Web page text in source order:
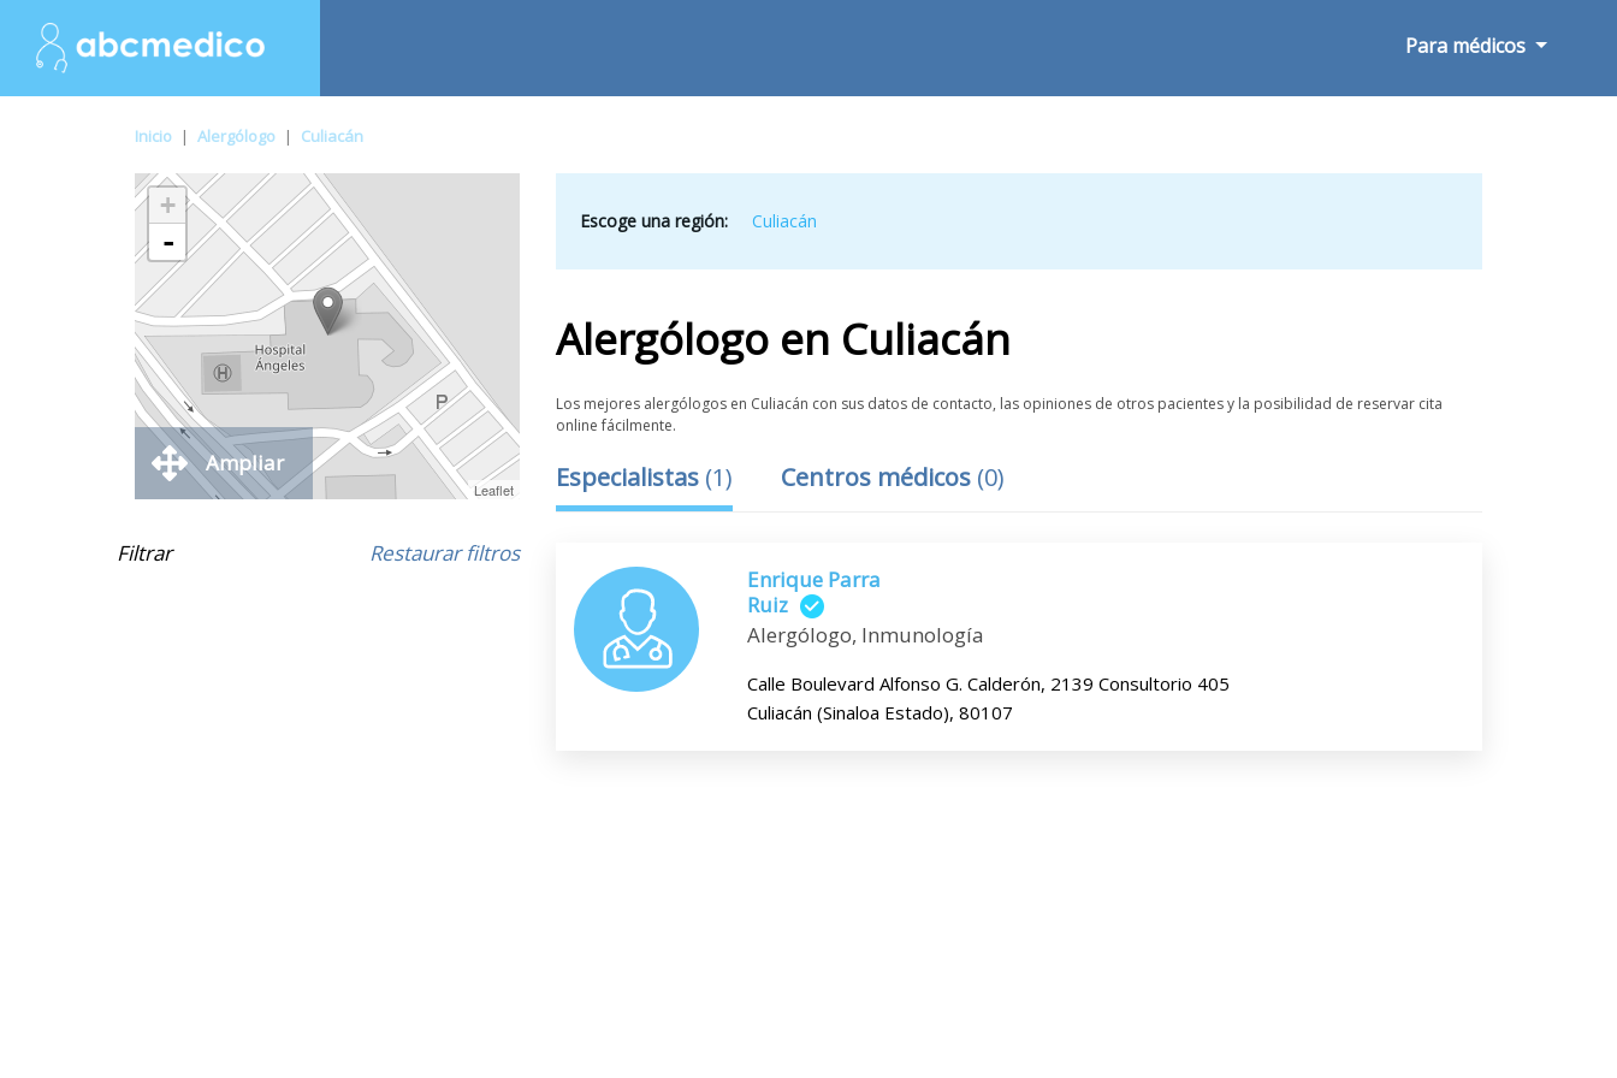
Para médicos
Inicio | Alergólogo | Culiacán
+
-
Leaflet
Ampliar
Filtrar Restaurar filtros
Escoge una región: Culiacán
Alergólogo en Culiacán
Los mejores alergólogos en Culiacán con sus datos de contacto, las opiniones de otros pacientes y la posibilidad de reservar cita
online fácilmente.
Especialistas (1) Centros médicos (0)
Enrique Parra
Ruiz
Alergólogo, Inmunología
Calle Boulevard Alfonso G. Calderón, 2139 Consultorio 405
Culiacán (Sinaloa Estado), 80107